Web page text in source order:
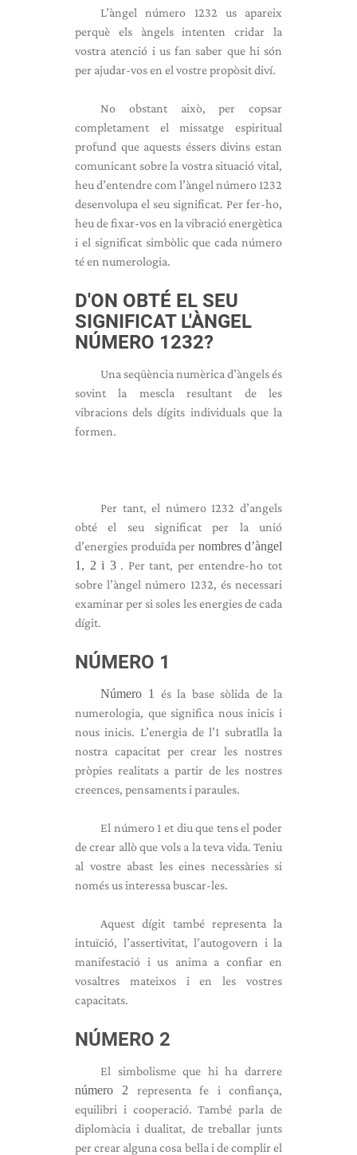
L’àngel número 1232 us apareix
perquè els àngels intenten cridar la
vostra atenció i us fan saber que hi són
per ajudar-vos en el vostre propòsit diví.
No obstant això, per copsar
completament el missatge espiritual
profund que aquests éssers divins estan
comunicant sobre la vostra situació vital,
heu d’entendre com l’àngel número 1232
desenvolupa el seu significat. Per fer-ho,
heu de fixar-vos en la vibració energètica
i el significat simbòlic que cada número
té en numerologia.
D'ON OBTÉ EL SEU
SIGNIFICAT L'ÀNGEL
NÚMERO 1232?
Una seqüència numèrica d’àngels és
sovint la mescla resultant de les
vibracions dels dígits individuals que la
formen.
Per tant, el número 1232 d’angels
obté el seu significat per la unió
d’energies produïda per nombres d’àngel
1, 2 i 3. Per tant, per entendre-ho tot
sobre l’àngel número 1232, és necessari
examinar per si soles les energies de cada
dígit.
NÚMERO 1
Número 1
és la base sòlida de la
numerologia, que significa nous inicis i
nous inicis. L’energia de l’1 subratlla la
nostra capacitat per crear les nostres
pròpies realitats a partir de les nostres
creences, pensaments i paraules.
El número 1 et diu que tens el poder
de crear allò que vols a la teva vida. Teniu
al vostre abast les eines necessàries si
només us interessa buscar-les.
Aquest dígit també representa la
intuïció, l’assertivitat, l’autogovern i la
manifestació i us anima a confiar en
vosaltres mateixos i en les vostres
capacitats.
NÚMERO 2
El simbolisme que hi ha darrere
número 2 representa fe i confiança,
equilibri i cooperació. També parla de
diplomàcia i dualitat, de treballar junts
per crear alguna cosa bella i de complir el